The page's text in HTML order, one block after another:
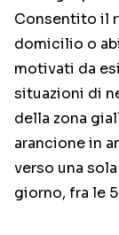
Consentito il
domicilio o
motivati da
situazioni di
della zona
arancione in
verso una
giorno, fra le